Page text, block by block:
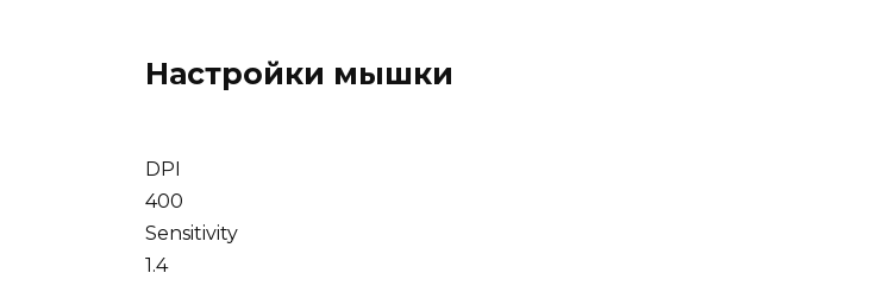
Настройки мышки
DPI
400
Sensitivity
1.4